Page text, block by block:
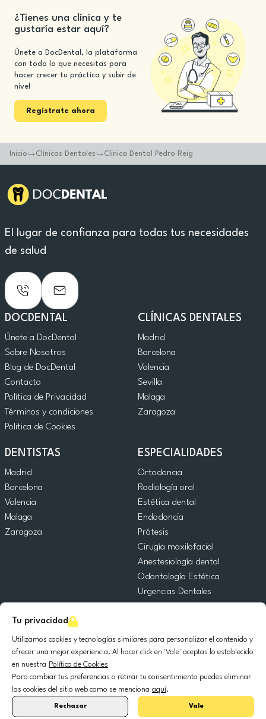
Tu privacidad
Utilizamos cookies y tecnologías similares para personalizar el contenido y
ofrecer una mejor experiencia. Al hacer click en 'Vale' aceptas lo establecido
en nuestra Política de Cookies
Para cambiar tus preferencias o retirar tu consentimiento puedes eliminar
las cookies del sitio web como se menciona aquí.
Rechazar Vale
¿Tienes una clínica y te
gustaría estar aquí?
Únete a DocDental, la plataforma
con todo lo que necesitas para
hacer crecer tu práctica y subir de
nivel
Registrate ahora
Inicio Clínicas Dentales Clinica Dental Pedro Reig
El lugar de confianza para todas tus necesidades
de salud
DOCDENTAL
Únete a DocDental
Sobre Nosotros
Blog de DocDental
Contacto
Política de Privacidad
Términos y condiciones
Politica de Cookies
CLÍNICAS DENTALES
Madrid
Barcelona
Valencia
Sevilla
Malaga
Zaragoza
DENTISTAS
Madrid
Barcelona
Valencia
Malaga
Zaragoza
ESPECIALIDADES
Ortodoncia
Radiología oral
Estética dental
Endodoncia
Prótesis
Cirugía maxilofacial
Anestesiología dental
Odontología Estética
Urgencias Dentales
Cirugía Oral
Implantología dental
© 2025 DocDental. Todos los derechos reservados.
United España Polska